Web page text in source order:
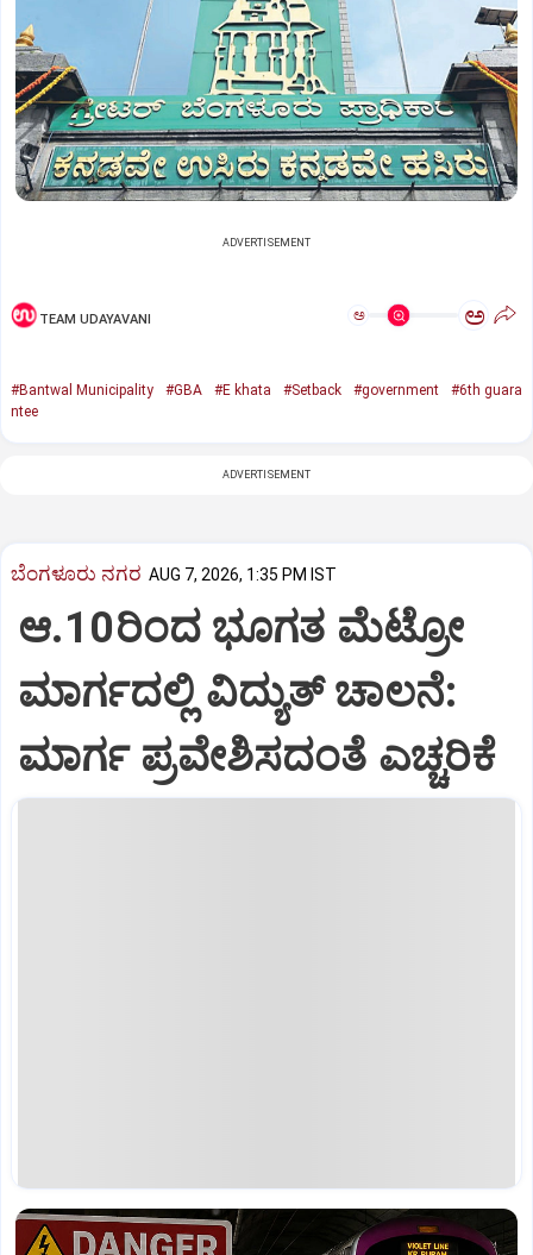
ADVERTISEMENT
TEAM UDAYAVANI ಅ ಅ
#Bantwal Municipality #GBA #E khata #Setback #government
#6th guara
ntee
ADVERTISEMENT
ಬೆಂಗಳೂರು ನಗರ AUG 7, 2026, 1:35 PM IST
ಆ.10ರಿಂದ ಭೂಗತ ಮೆಟ್ರೋ
ಮಾರ್ಗದಲ್ಲಿ ವಿದ್ಯುತ್‌ ಚಾಲನೆ:
ಮಾರ್ಗ ಪ್ರವೇಶಿಸದಂತೆ ಎಚ್ಚರಿಕೆ